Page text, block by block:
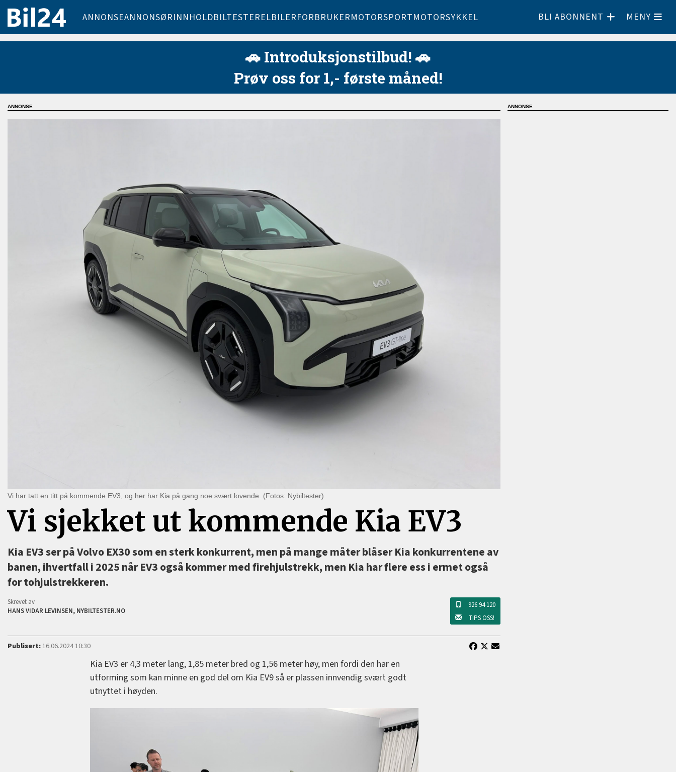
ANNONSEANNONSØRINNHOLDBILTESTERELBILERFORBRUKERMOTORSPORTMOTORSYKKEL BLI ABONNENT MENY
🚗 Introduksjonstilbud! 🚗
Prøv oss for 1,- første måned!
Vi har tatt en titt på kommende EV3, og her har Kia på gang noe svært lovende. (Fotos: Nybiltester)
Vi sjekket ut kommende Kia EV3
Kia EV3 ser på Volvo EX30 som en sterk konkurrent, men på mange måter blåser Kia konkurrentene av
banen, ihvertfall i 2025 når EV3 også kommer med firehjulstrekk, men Kia har flere ess i ermet også
for tohjulstrekkeren.
Skrevet av
HANS VIDAR LEVINSEN, NYBILTESTER.NO
926 94 120
TIPS OSS!
Publisert:16.06.2024 10:30
Kia EV3 er 4,3 meter lang, 1,85 meter bred og 1,56 meter høy, men fordi den har en
utforming som kan minne en god del om Kia EV9 så er plassen innvendig svært godt
utnyttet i høyden.